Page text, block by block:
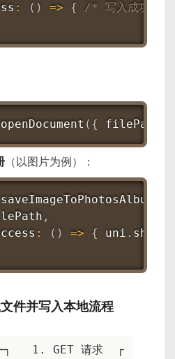
: ( ) => {
/* 写入成功 */
openDocument ( { filePath
（以图片为例）：
saveImageToPhotosAlbum
,
: ( ) => { uni .
件并写入本地流程
1. GET 请求  ┌